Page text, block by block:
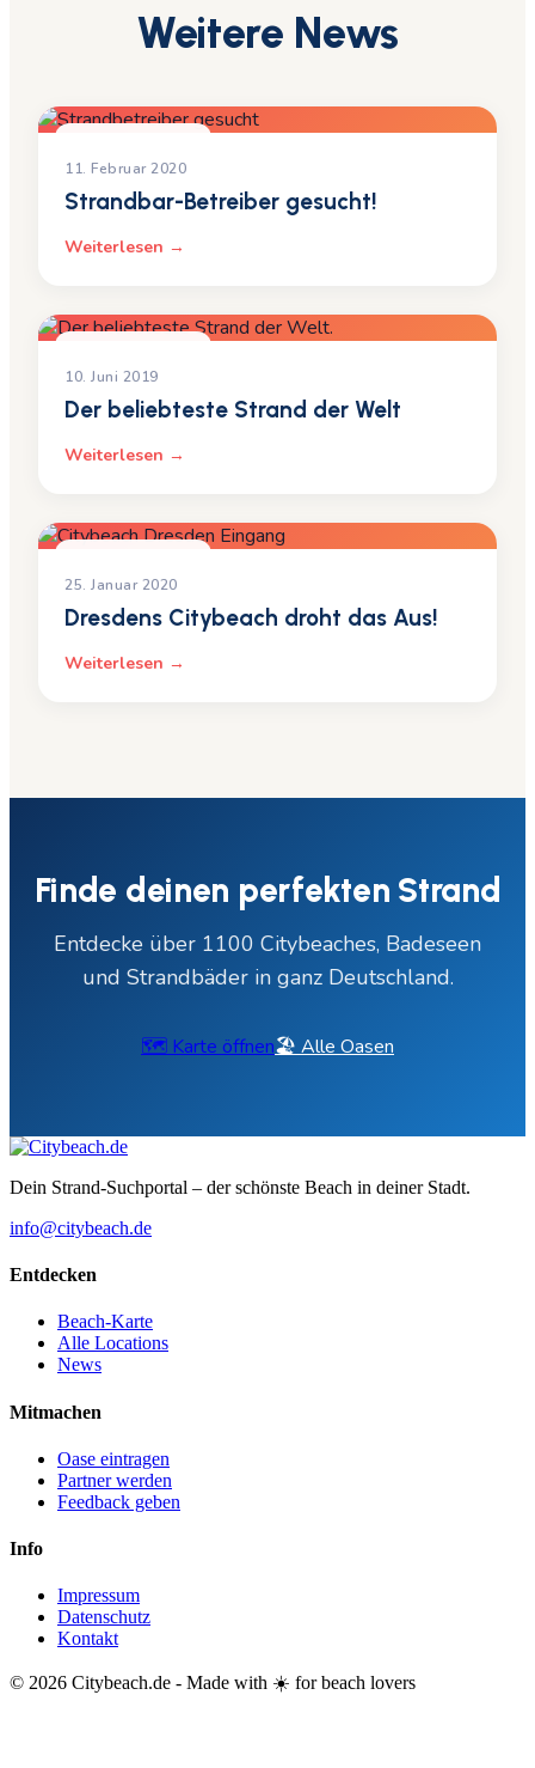
Weitere News
11. Februar 2020
Strandbar-Betreiber gesucht!
Weiterlesen →
10. Juni 2019
Der beliebteste Strand der Welt
Weiterlesen →
25. Januar 2020
Dresdens Citybeach droht das Aus!
Weiterlesen →
Finde deinen perfekten Strand
Entdecke über 1100 Citybeaches, Badeseen
und Strandbäder in ganz Deutschland.
🗺️ Karte öffnen🏖️ Alle Oasen
Dein Strand-Suchportal – der schönste Beach in deiner Stadt.
info@citybeach.de
Entdecken
Beach-Karte
Alle Locations
News
Mitmachen
Oase eintragen
Partner werden
Feedback geben
Info
Impressum
Datenschutz
Kontakt
© 2026 Citybeach.de - Made with ☀️ for beach lovers